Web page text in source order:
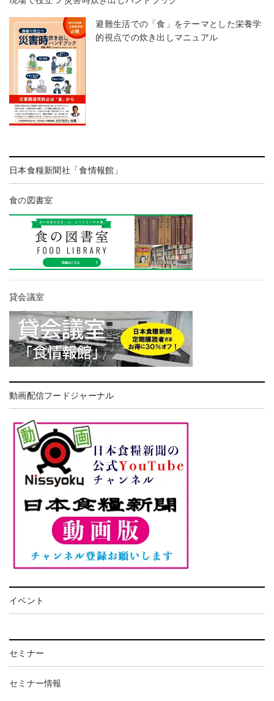
避難生活での「食」をテーマとした栄養学
的視点での炊き出しマニュアル
日本食糧新聞社「食情報館」
食の図書室
貸会議室
動画配信フードジャーナル
イベント
セミナー
セミナー情報